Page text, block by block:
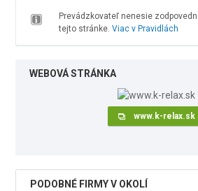
Prevádzkovateľ nenesie
tejto stránke. Viac v Pravidlách
WEBOVÁ STRÁNKA
www.k-relax.sk
PODOBNÉ FIRMY V OKOLÍ